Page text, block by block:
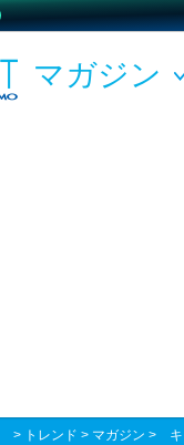
マガジン
> トレンド > マガジン >